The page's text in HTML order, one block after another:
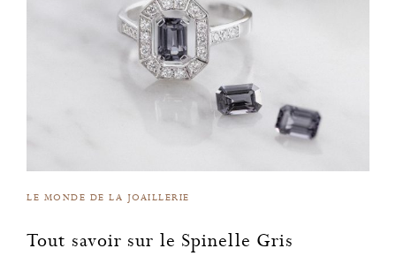
LE MONDE DE LA JOAILLERIE
Tout savoir sur le Spinelle Gris